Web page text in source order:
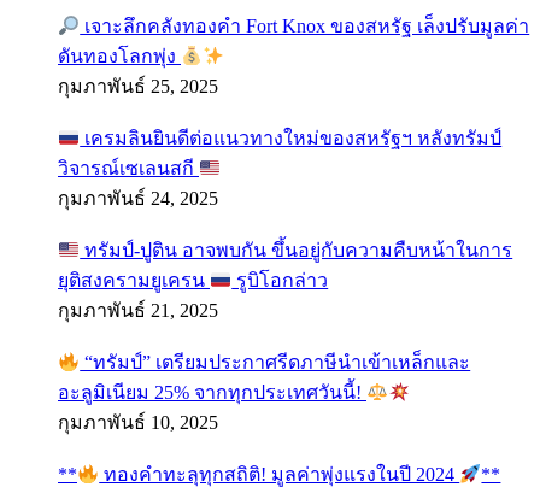
เจาะลึกคลังทองคำ Fort Knox ของสหรัฐ เล็งปรับมูลค่า
ดันทองโลกพุ่ง
กุมภาพันธ์ 25, 2025
เครมลินยินดีต่อแนวทางใหม่ของสหรัฐฯ หลังทรัมป์
วิจารณ์เซเลนสกี
กุมภาพันธ์ 24, 2025
ทรัมป์-ปูติน อาจพบกัน ขึ้นอยู่กับความคืบหน้าในการ
ยุติสงครามยูเครน
รูบิโอกล่าว
กุมภาพันธ์ 21, 2025
“ทรัมป์” เตรียมประกาศรีดภาษีนำเข้าเหล็กและ
อะลูมิเนียม 25% จากทุกประเทศวันนี้!
กุมภาพันธ์ 10, 2025
** ทองคำทะลุทุกสถิติ! มูลค่าพุ่งแรงในปี 2024
**